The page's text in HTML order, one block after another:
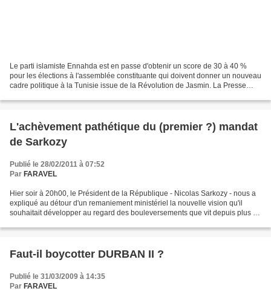
Le parti islamiste Ennahda est en passe d'obtenir un score de 30 à 40 %
pour les élections à l'assemblée constituante qui doivent donner un nouveau
cadre politique à la Tunisie issue de la Révolution de Jasmin. La Presse
L'achèvement pathétique du (premier ?) mandat
de Sarkozy
Publié le 28/02/2011 à 07:52
Par FARAVEL
Hier soir à 20h00, le Président de la République - Nicolas Sarkozy - nous a
expliqué au détour d'un remaniement ministériel la nouvelle vision qu'il
souhaitait développer au regard des bouleversements que vit depuis plus de
Faut-il boycotter DURBAN II ?
Publié le 31/03/2009 à 14:35
Par FARAVEL